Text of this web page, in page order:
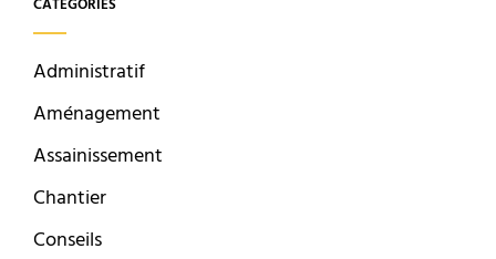
CATÉGORIES
Administratif
Aménagement
Assainissement
Chantier
Conseils